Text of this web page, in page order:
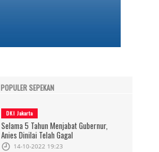
POPULER SEPEKAN
DKI Jakarta
Selama 5 Tahun Menjabat Gubernur,
Anies Dinilai Telah Gagal
14-10-2022 19:23